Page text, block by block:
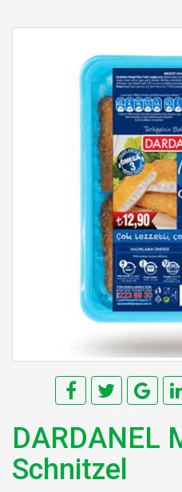
DARDANEL
Schnitzel